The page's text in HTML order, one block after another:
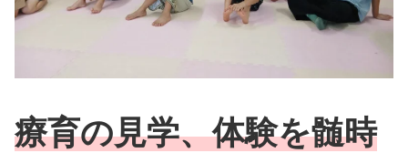
療育の見学、体験を髄時